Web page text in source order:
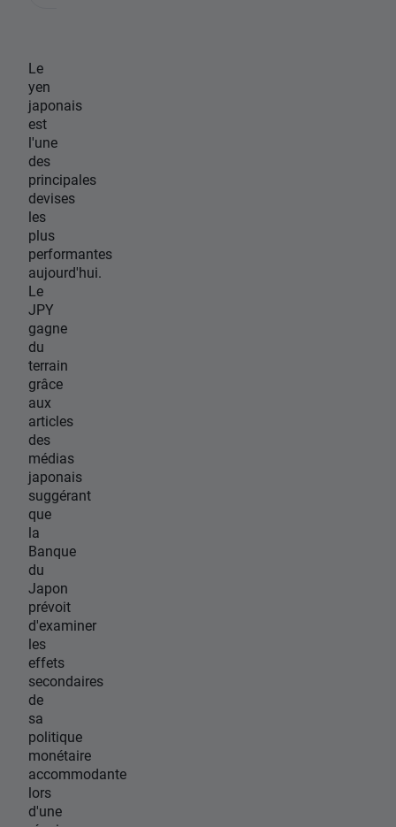
Le
yen
japonais
est
l'une
des
principales
devises
les
plus
performantes
aujourd'hui.
Le
JPY
gagne
du
terrain
grâce
aux
articles
des
médias
japonais
suggérant
que
la
Banque
du
Japon
prévoit
d'examiner
les
effets
secondaires
de
sa
politique
monétaire
accommodante
lors
d'une